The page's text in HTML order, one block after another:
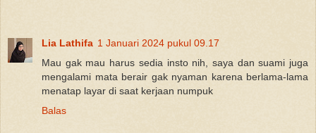
Lia Lathifa 1 Januari 2024 pukul 09.17
Mau gak mau harus sedia insto nih, saya dan suami juga
mengalami mata berair gak nyaman karena berlama-lama
menatap layar di saat kerjaan numpuk
Balas